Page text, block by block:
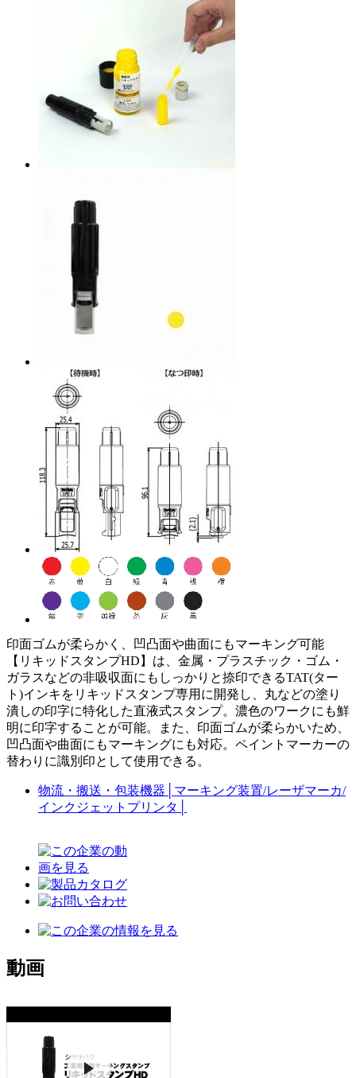
印面ゴムが柔らかく、凹凸面や曲面にもマーキング可能
【リキッドスタンプHD】は、金属・プラスチック・ゴム・
ガラスなどの非吸収面にもしっかりと捺印できるTAT(ター
ト)インキをリキッドスタンプ専用に開発し、丸などの塗り
潰しの印字に特化した直液式スタンプ。濃色のワークにも鮮
明に印字することが可能。また、印面ゴムが柔らかいため、
凹凸面や曲面にもマーキングにも対応。ペイントマーカーの
替わりに識別印として使用できる。
物流・搬送・包装機器
マーキング装置/レーザマーカ/
インクジェットプリンタ
動画